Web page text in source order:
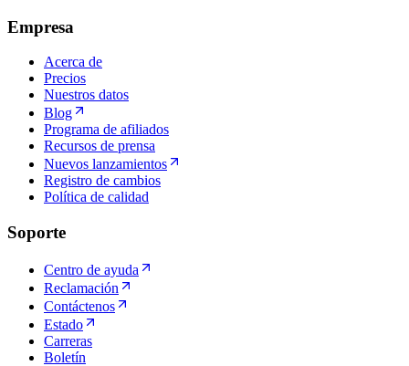
Empresa
Acerca de
Precios
Nuestros datos
Blog
Programa de afiliados
Recursos de prensa
Nuevos lanzamientos
Registro de cambios
Política de calidad
Soporte
Centro de ayuda
Reclamación
Contáctenos
Estado
Carreras
Boletín